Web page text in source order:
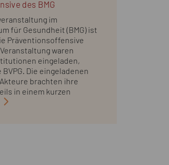
des BMG
im
für Gesundheit (BMG) ist
Präventionsoffensive
waren
eingeladen,
Die eingeladenen
brachten ihre
in einem kurzen